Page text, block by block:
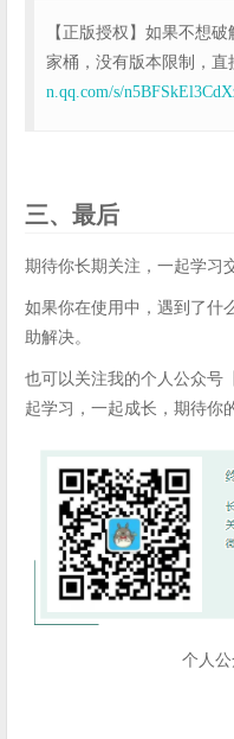
【正版授权】如果不想
家桶，没有版本限制，直
n.qq.com/s/
三、最后
期待你长期关注，一起学习
如果你在使用中，遇到了什
助解决。
也可以关注我的个人公众号
起学习，一起成长，期待你
个人